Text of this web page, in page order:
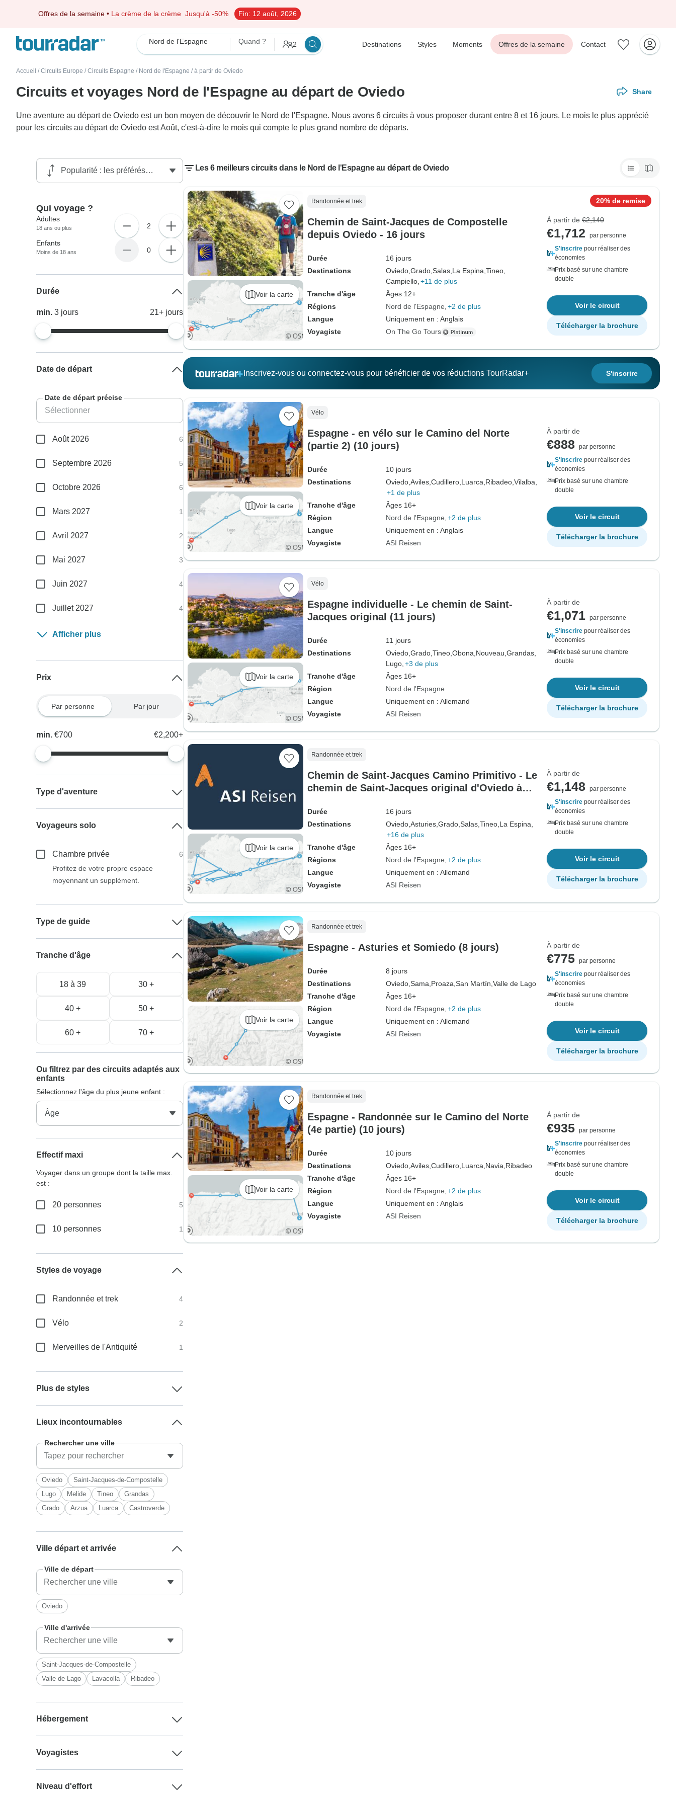
Offres de la semaine • La crème de la crème Jusqu'à -50% Fin: 12 août, 2026
Nord de l'Espagne Quand ? 2 Destinations Styles Moments Offres de la semaine Contact
Accueil / Circuits Europe / Circuits Espagne / Nord de l'Espagne / à partir de Oviedo
Circuits et voyages Nord de l'Espagne au départ de Oviedo Share
Une aventure au départ de Oviedo est un bon moyen de découvrir le Nord de l'Espagne. Nous avons 6 circuits à vous proposer durant entre 8 et 16 jours. Le mois le plus apprécié
pour les circuits au départ de Oviedo est Août, c'est-à-dire le mois qui compte le plus grand nombre de départs.
Les 6 meilleurs circuits dans le Nord de l'Espagne au départ de Oviedo
Voir la carte
Randonnée et trek
Chemin de Saint-Jacques de Compostelle
depuis Oviedo - 16 jours
Durée
16 jours
Destinations
Oviedo, Grado, Salas, La Espina, Tineo,
Campiello, +11 de plus
Tranche d'âge
Âges 12+
Régions
Nord de l'Espagne +2 de plus
Langue
Uniquement en : Anglais
Voyagiste
On The Go Tours
20% de remise
À partir de €2,140
€1,712
par personne
S'inscrire pour réaliser des
économies
Prix basé sur une chambre
double
Voir le circuit
Télécharger la brochure
Inscrivez-vous ou connectez-vous pour bénéficier de vos réductions TourRadar+ S'inscrire
Voir la carte
Vélo
Espagne - en vélo sur le Camino del Norte
(partie 2) (10 jours)
Durée
10 jours
Destinations
Oviedo, Aviles, Cudillero, Luarca, Ribadeo, Vilalba,
+1 de plus
Tranche d'âge
Âges 16+
Région
Nord de l'Espagne +2 de plus
Langue
Uniquement en : Anglais
Voyagiste
ASI Reisen
À partir de
€888
par personne
S'inscrire pour réaliser des
économies
Prix basé sur une chambre
double
Voir le circuit
Télécharger la brochure
Voir la carte
Vélo
Espagne individuelle - Le chemin de Saint-
Jacques original (11 jours)
Durée
11 jours
Destinations
Oviedo, Grado, Tineo, Obona, Nouveau, Grandas,
Lugo, +3 de plus
Tranche d'âge
Âges 16+
Région
Nord de l'Espagne
Langue
Uniquement en : Allemand
Voyagiste
ASI Reisen
À partir de
€1,071 par personne
S'inscrire pour réaliser des
économies
Prix basé sur une chambre
double
Voir le circuit
Télécharger la brochure
Voir la carte
Randonnée et trek
Chemin de Saint-Jacques Camino Primitivo - Le
chemin de Saint-Jacques original d'Oviedo à
Durée
16 jours
Destinations
Oviedo, Asturies, Grado, Salas, Tineo, La Espina,
+16 de plus
Tranche d'âge
Âges 16+
Régions
Nord de l'Espagne +2 de plus
Langue
Uniquement en : Allemand
Voyagiste
ASI Reisen
À partir de
€1,148
par personne
S'inscrire pour réaliser des
économies
Prix basé sur une chambre
double
Voir le circuit
Télécharger la brochure
Voir la carte
Randonnée et trek
Espagne - Asturies et Somiedo (8 jours)
Durée
8 jours
Destinations
Oviedo, Sama, Proaza, San Martín, Valle de Lago
Tranche d'âge
Âges 16+
Région
Nord de l'Espagne +2 de plus
Langue
Uniquement en : Allemand
Voyagiste
ASI Reisen
À partir de
€775 par personne
S'inscrire pour réaliser des
économies
Prix basé sur une chambre
double
Voir le circuit
Télécharger la brochure
Voir la carte
Randonnée et trek
Espagne - Randonnée sur le Camino del Norte
(4e partie) (10 jours)
Durée
10 jours
Destinations
Oviedo, Aviles, Cudillero, Luarca, Navia, Ribadeo
Tranche d'âge
Âges 16+
Région
Nord de l'Espagne +2 de plus
Langue
Uniquement en : Anglais
Voyagiste
ASI Reisen
À partir de
€935 par personne
S'inscrire pour réaliser des
économies
Prix basé sur une chambre
double
Voir le circuit
Télécharger la brochure
Qui voyage ?
Adultes
18 ans ou plus 2
Enfants
Moins de 18 ans 0
Durée
min.3 jours 21+ jours
Date de départ
Date de départ précise
Août 2026 6
Septembre 2026 5
Octobre 2026 6
Mars 2027 1
Avril 2027 2
Mai 2027 3
Juin 2027 4
Juillet 2027 4
Afficher plus
Prix
Par personne Par jour
min.€700 €2,200+
Type d'aventure
Voyageurs solo
Chambre privée
6
Profitez de votre propre espace
moyennant un supplément.
Type de guide
Tranche d'âge
18 à 39 30 +
40 + 50 +
60 + 70 +
Ou filtrez par des circuits adaptés aux
enfants
Sélectionnez l'âge du plus jeune enfant :
Effectif maxi
Voyager dans un groupe dont la taille max.
est :
20 personnes 5
10 personnes 1
Styles de voyage
Randonnée et trek 4
Vélo 2
Merveilles de l'Antiquité 1
Plus de styles
Lieux incontournables
Rechercher une ville
Oviedo
Saint-Jacques-de-Compostelle
Lugo
Melide Tineo
Grandas
Grado
Arzua Luarca Castroverde
Ville départ et arrivée
Ville de départ
Oviedo
Ville d'arrivée
Saint-Jacques-de-Compostelle
Valle de Lago
Lavacolla Ribadeo
Hébergement
Voyagistes
Niveau d'effort